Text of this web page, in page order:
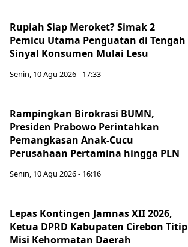
Rupiah Siap Meroket? Simak 2
Pemicu Utama Penguatan di Tengah
Sinyal Konsumen Mulai Lesu
Senin, 10 Agu 2026 - 17:33
Rampingkan Birokrasi BUMN,
Presiden Prabowo Perintahkan
Pemangkasan Anak-Cucu
Perusahaan Pertamina hingga PLN
Senin, 10 Agu 2026 - 16:16
Lepas Kontingen Jamnas XII 2026,
Ketua DPRD Kabupaten Cirebon Titip
Misi Kehormatan Daerah